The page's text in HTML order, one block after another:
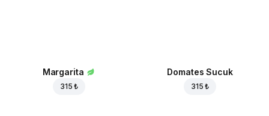
Margarita
315 ₺
Domates Sucuk
315 ₺